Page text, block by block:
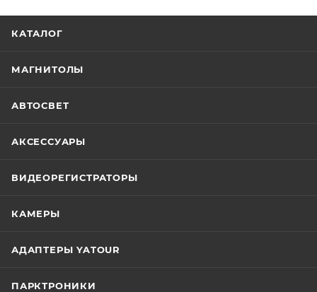
КАТАЛОГ
МАГНИТОЛЫ
АВТОСВЕТ
АКСЕССУАРЫ
ВИДЕОРЕГИСТРАТОРЫ
КАМЕРЫ
АДАПТЕРЫ YATOUR
ПАРКТРОНИКИ